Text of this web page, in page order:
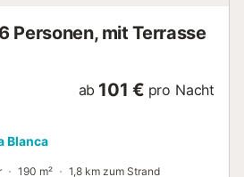
Personen, mit Terrasse
ab 101 € pro Nacht
Blanca
190 m² 1,8 km zum Strand